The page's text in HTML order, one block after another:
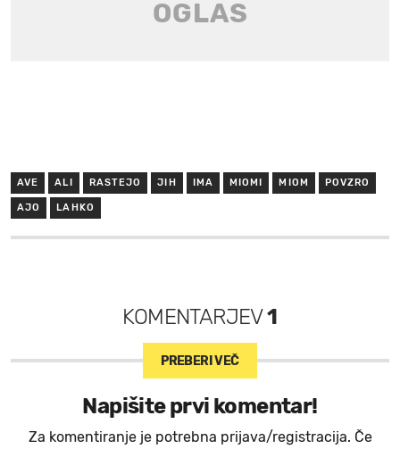
AVE ALI RASTEJO JIH IMA MIOMI MIOM POVZRO
AJO LAHKO
KOMENTARJEV1
PREBERI VEČ
Napišite prvi komentar!
Za komentiranje je potrebna prijava/registracija. Če